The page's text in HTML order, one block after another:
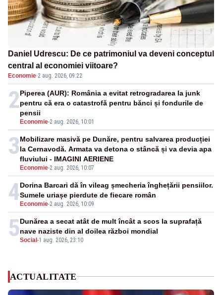
Daniel Udrescu: De ce patrimoniul va deveni conceptul
central al economiei viitoare?
Economie·2 aug. 2026, 09:22
2
Economie-2 aug. 2026, 10:01
Piperea (AUR): România a evitat retrogradarea la junk
pentru că era o catastrofă pentru bănci și fondurile de
pensii
3
Economie-2 aug. 2026, 10:07
Mobilizare masivă pe Dunăre, pentru salvarea producției
la Cernavodă. Armata va detona o stâncă și va devia apa
fluviului - IMAGINI AERIENE
4Economie-2 aug. 2026, 10:09
Dorina Barcari dă în vileag șmecheria înghețării pensiilor.
Sumele uriașe pierdute de fiecare român
5Social-1 aug. 2026, 23:10
Dunărea a secat atât de mult încât a scos la suprafață
nave naziste din al doilea război mondial
ACTUALITATE